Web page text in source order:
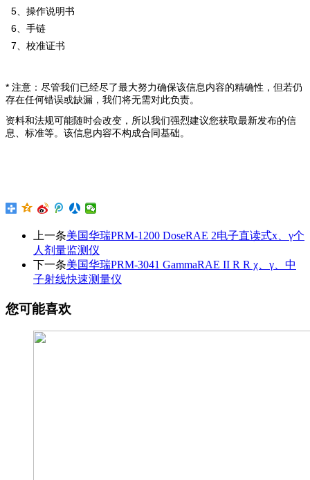
5、操作说明书
6、手链
7、校准证书
* 注意：尽管我们已经尽了最大努力确保该信息内容的精确性，但若仍
存在任何错误或缺漏，我们将无需对此负责。
资料和法规可能随时会改变，所以我们强烈建议您获取最新发布的信
息、标准等。该信息内容不构成合同基础。
上一条美国华瑞PRM-1200 DoseRAE 2电子直读式x、γ个
人剂量监测仪
下一条美国华瑞PRM-3041 GammaRAE II R R χ、γ、中
子射线快速测量仪
您可能喜欢